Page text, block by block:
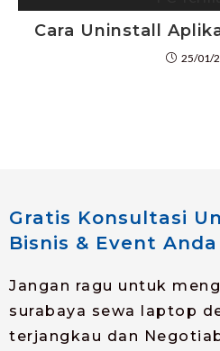
Cara Uninstall
25/01/
Gratis Konsultasi
Bisnis & Event Anda
Jangan ragu untuk
surabaya sewa laptop
terjangkau dan